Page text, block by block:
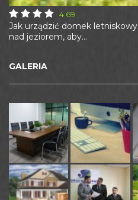
Jak urządzić domek letniskowy
nad jeziorem, aby...
4.69
GALERIA